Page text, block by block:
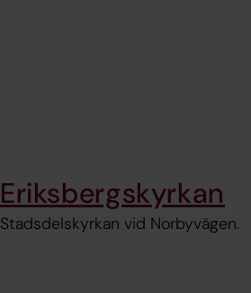
Eriksbergskyrkan
Stadsdelskyrkan vid Norbyvägen.